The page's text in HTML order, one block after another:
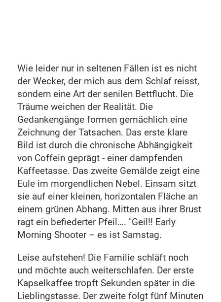
Wie leider nur in seltenen Fällen ist es nicht
der Wecker, der mich aus dem Schlaf reisst,
sondern eine Art der senilen Bettflucht. Die
Träume weichen der Realität. Die
Gedankengänge formen gemächlich eine
Zeichnung der Tatsachen. Das erste klare
Bild ist durch die chronische Abhängigkeit
von Coffein geprägt - einer dampfenden
Kaffeetasse. Das zweite Gemälde zeigt eine
Eule im morgendlichen Nebel. Einsam sitzt
sie auf einer kleinen, horizontalen Fläche an
einem grünen Abhang. Mitten aus ihrer Brust
ragt ein befiederter Pfeil…. "Geil!! Early
Morning Shooter – es ist Samstag.
Leise aufstehen! Die Familie schläft noch
und möchte auch weiterschlafen. Der erste
Kapselkaffee tropft Sekunden später in die
Lieblingstasse. Der zweite folgt fünf Minuten